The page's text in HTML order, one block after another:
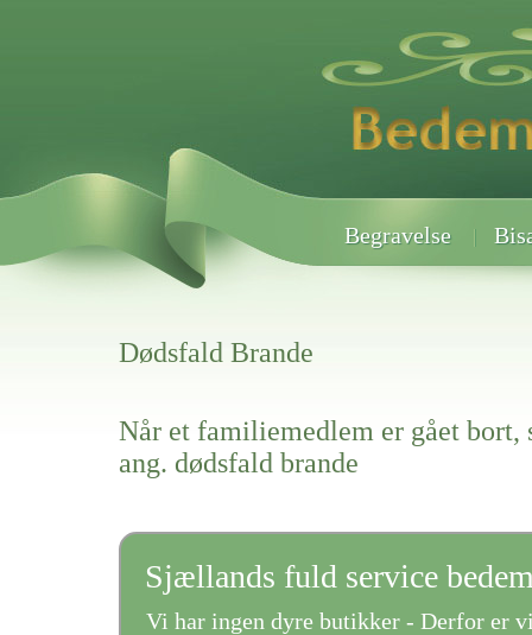
Begravelse
Dødsfald Brande
Når et familiemedlem er gået bort,
ang. dødsfald brande
Sjællands fuld service
Vi har ingen dyre butikker - Derfor er